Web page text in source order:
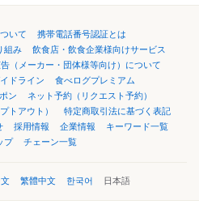
いて
携帯電話番号認証とは
組み
飲食店・飲食企業様向けサービス
告（メーカー・団体様等向け）について
ドライン
食べログプレミアム
ン
ネット予約（リクエスト予約）
トアウト）
特定商取引法に基づく表記
採用情報 企業情報
キーワード一覧
プ
チェーン一覧
繁體中文 한국어 日本語